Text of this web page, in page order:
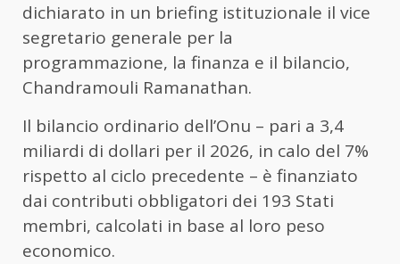
dichiarato in un briefing istituzionale il vice
segretario generale per la
programmazione, la finanza e il bilancio,
Chandramouli Ramanathan.
Il bilancio ordinario dell’Onu – pari a 3,4
miliardi di dollari per il 2026, in calo del 7%
rispetto al ciclo precedente – è finanziato
dai contributi obbligatori dei 193 Stati
membri, calcolati in base al loro peso
economico.